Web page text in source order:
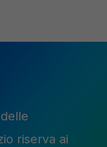
riserva ai